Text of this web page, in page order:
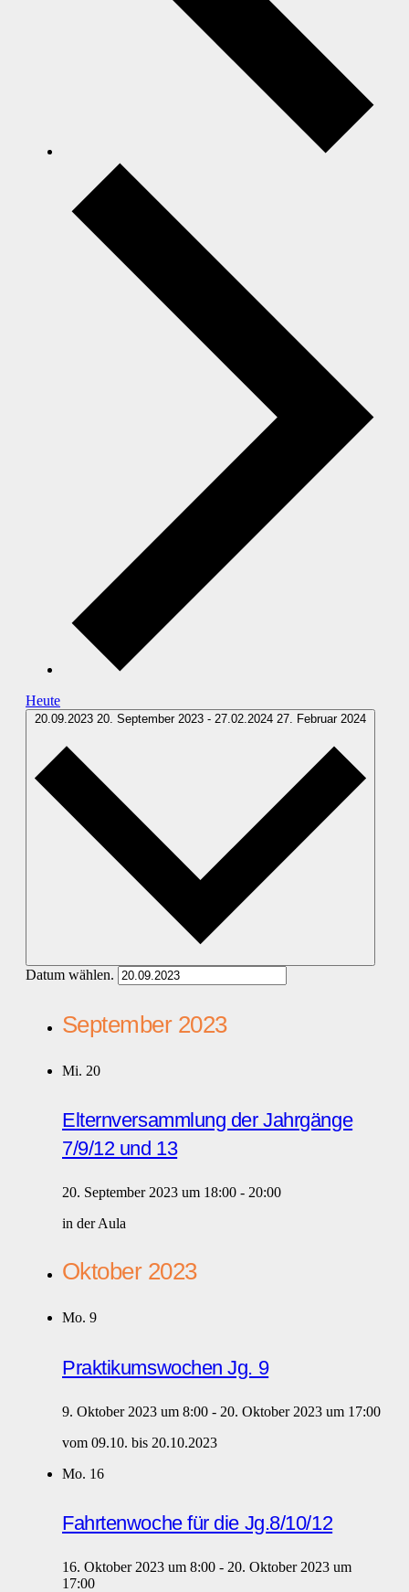
Heute
20.09.2023 20. September 2023 - 27.02.2024 27. Februar 2024
Datum wählen.
September 2023
Mi. 20
Elternversammlung der Jahrgänge
7/9/12 und 13
20. September 2023 um 18:00 - 20:00
in der Aula
Oktober 2023
Mo. 9
Praktikumswochen Jg. 9
9. Oktober 2023 um 8:00 - 20. Oktober 2023 um 17:00
vom 09.10. bis 20.10.2023
Mo. 16
Fahrtenwoche für die Jg.8/10/12
16. Oktober 2023 um 8:00 - 20. Oktober 2023 um
17:00